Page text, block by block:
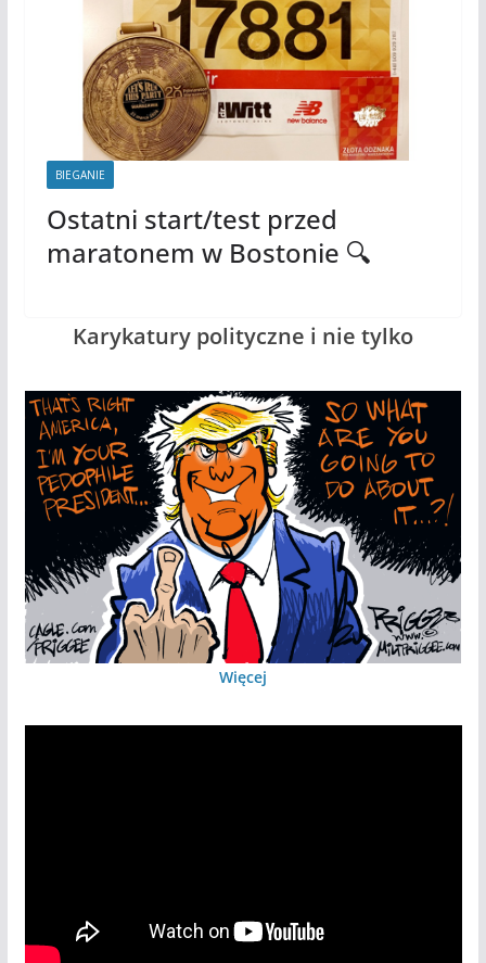
BIEGANIE
Ostatni start/test przed
maratonem w Bostonie 🔍
Karykatury polityczne i nie tylko
Więcej